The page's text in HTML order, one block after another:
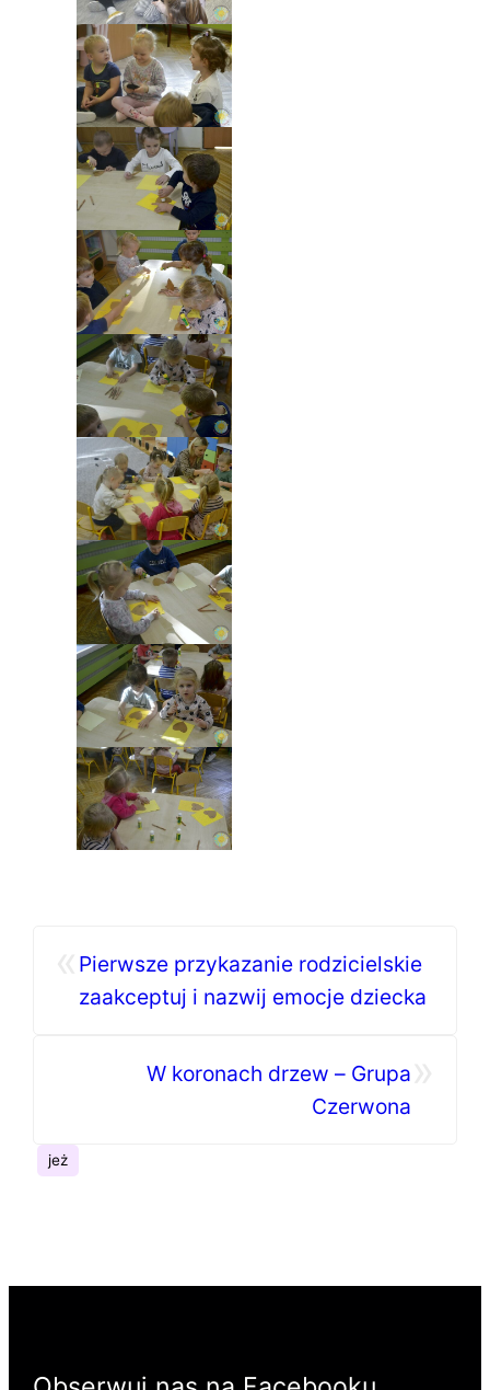
Pierwsze przykazanie rodzicielskie
zaakceptuj i nazwij emocje dziecka
W koronach drzew – Grupa
Czerwona
jeż